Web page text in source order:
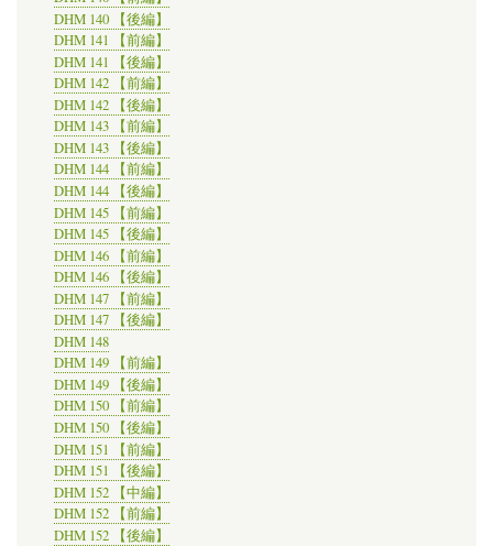
DHM 140 【後編】
DHM 141 【前編】
DHM 141 【後編】
DHM 142 【前編】
DHM 142 【後編】
DHM 143 【前編】
DHM 143 【後編】
DHM 144 【前編】
DHM 144 【後編】
DHM 145 【前編】
DHM 145 【後編】
DHM 146 【前編】
DHM 146 【後編】
DHM 147 【前編】
DHM 147 【後編】
DHM 148
DHM 149 【前編】
DHM 149 【後編】
DHM 150 【前編】
DHM 150 【後編】
DHM 151 【前編】
DHM 151 【後編】
DHM 152 【中編】
DHM 152 【前編】
DHM 152 【後編】